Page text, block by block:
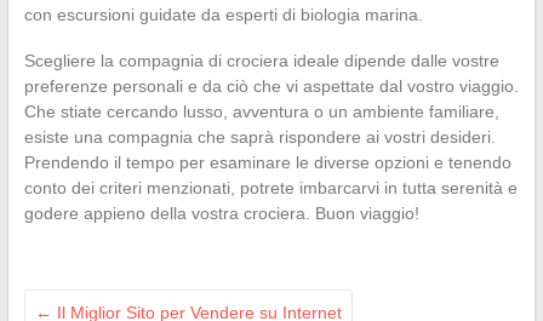
con escursioni guidate da esperti di biologia marina.
Scegliere la compagnia di crociera ideale dipende dalle vostre
preferenze personali e da ciò che vi aspettate dal vostro viaggio.
Che stiate cercando lusso, avventura o un ambiente familiare,
esiste una compagnia che saprà rispondere ai vostri desideri.
Prendendo il tempo per esaminare le diverse opzioni e tenendo
conto dei criteri menzionati, potrete imbarcarvi in tutta serenità e
godere appieno della vostra crociera. Buon viaggio!
← Il Miglior Sito per Vendere su Internet